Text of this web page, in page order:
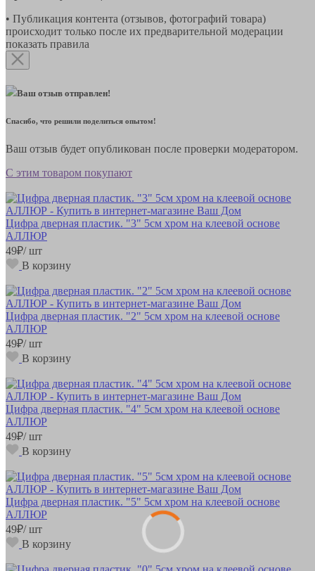
• Публикация контента (отзывов, фотографий товара)
происходит только после их предварительной модерации
показать правила
Ваш отзыв отправлен!
Спасибо, что решили поделиться опытом!
Ваш отзыв будет опубликован после проверки модератором.
С этим товаром покупают
Цифра дверная пластик. "3" 5см хром на клеевой основе
АЛЛЮР
49₽/ шт
В корзину
Цифра дверная пластик. "2" 5см хром на клеевой основе
АЛЛЮР
49₽/ шт
В корзину
Цифра дверная пластик. "4" 5см хром на клеевой основе
АЛЛЮР
49₽/ шт
В корзину
Цифра дверная пластик. "5" 5см хром на клеевой основе
АЛЛЮР
49₽/ шт
В корзину